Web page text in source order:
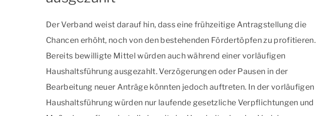
Der Verband weist darauf hin, dass eine frühzeitige Antragstellung die
Chancen erhöht, noch von den bestehenden Fördertöpfen zu profitieren.
Bereits bewilligte Mittel würden auch während einer vorläufigen
Haushaltsführung ausgezahlt. Verzögerungen oder Pausen in der
Bearbeitung neuer Anträge könnten jedoch auftreten. In der vorläufigen
Haushaltsführung würden nur laufende gesetzliche Verpflichtungen und